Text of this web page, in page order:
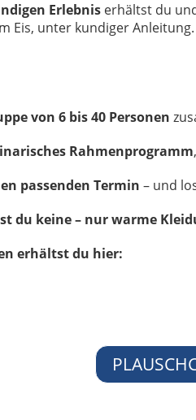
Erlebnis erhältst du
Eis, unter kundiger
von 6 bis 40 Personen
Rahmenprogramm
passenden Termin – und
du keine – nur warme
erhältst du hier: